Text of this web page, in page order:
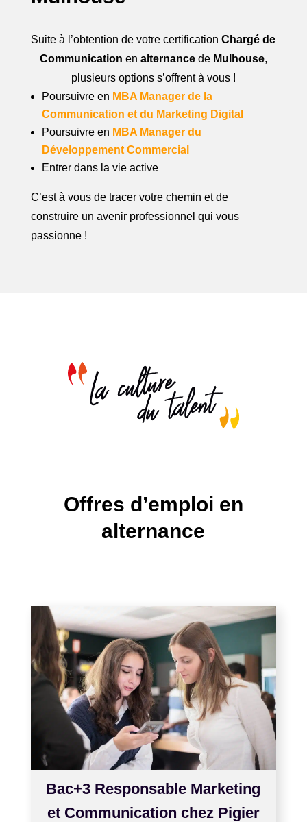
R
N
0
Suite à l’obtention de votre certificationChargé de
Communication en alternance de Mulhouse,
plusieurs options s’offrent à vous !
Poursuivre en MBA Manager de la
Communication et du Marketing Digital
Poursuivre en MBA Manager du
Développement Commercial
Entrer dans la vie active
C’est à vous de tracer votre chemin et de
construire un avenir professionnel qui vous
passionne !
Offres d’emploi en
alternance
Bac+3 Responsable Marketing
et Communication chez Pigier